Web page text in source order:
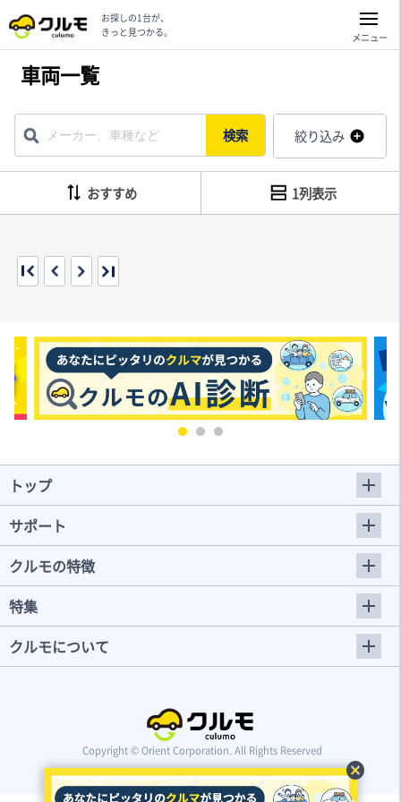
cancel
お探しの1台が、
きっと見つかる。
メニュー
車両一覧
検索 絞り込み
おすすめ 1列表示
トップ
サポート
クルモの特徴
特集
クルモについて
Copyright © Orient Corporation. All Rights Reserved